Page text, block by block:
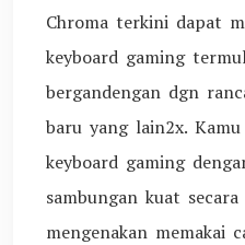
Chroma terkini dapat
keyboard gaming
bergandengan dgn
baru yang lain2x.
keyboard gaming
sambungan kuat
mengenakan memakai